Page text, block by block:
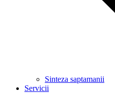
Sinteza saptamanii
Servicii